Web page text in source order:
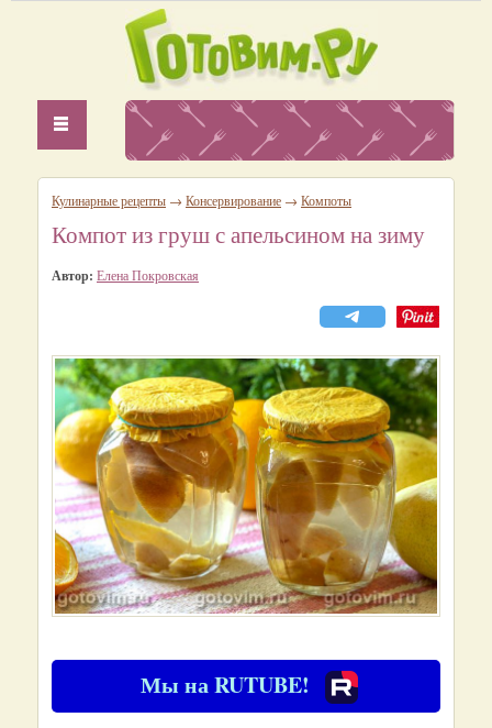
Кулинарные рецепты → Консервирование → Компоты
Компот из груш с апельсином на зиму
Автор: Елена Покровская
Мы на RUTUBE!